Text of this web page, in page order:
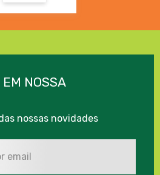
NOSSA
nossas novidades